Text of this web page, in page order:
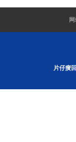
片仔癀